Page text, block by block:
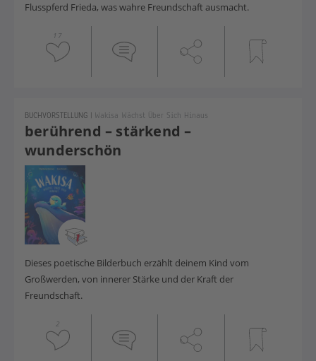
Flusspferd Frieda, was wahre Freundschaft ausmacht.
17
berührend – stärkend –
wunderschön
BUCHVORSTELLUNG | Wakisa Wächst Über Sich Hinaus
Dieses poetische Bilderbuch erzählt deinem Kind vom
Großwerden, von innerer Stärke und der Kraft der
Freundschaft.
2